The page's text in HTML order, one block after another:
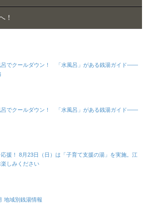
！
呂でクールダウン！ 「水風呂」がある銭湯ガイド——
呂でクールダウン！ 「水風呂」がある銭湯ガイド——
援！ 8月23日（日）は「子育て支援の湯」を実施。江
しみください
地域別銭湯情報